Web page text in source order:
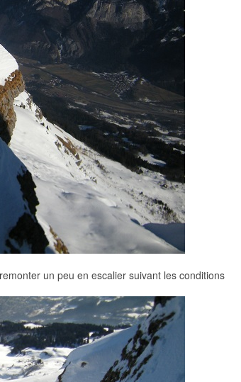
un peu en escalier suivant les conditions